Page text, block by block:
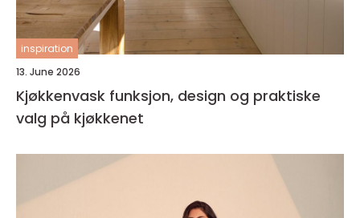
inspiration
13. June 2026
Kjøkkenvask funksjon, design og praktiske
valg på kjøkkenet